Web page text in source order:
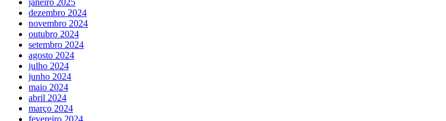
janeiro 2025
dezembro 2024
novembro 2024
outubro 2024
setembro 2024
agosto 2024
julho 2024
junho 2024
maio 2024
abril 2024
março 2024